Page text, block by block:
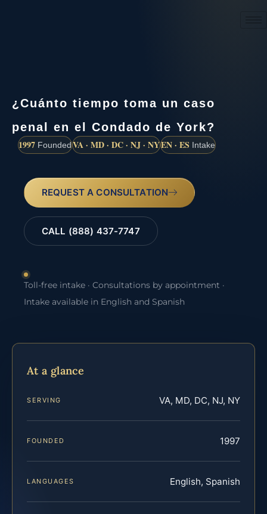
¿Cuánto tiempo toma un caso
penal en el Condado de York?
1997 FoundedVA · MD · DC · NJ · NYEN · ES Intake
REQUEST A CONSULTATION
CALL (888) 437-7747
Toll-free intake · Consultations by appointment ·
Intake available in English and Spanish
At a glance
SERVING VA, MD, DC, NJ, NY
FOUNDED 1997
LANGUAGES English, Spanish